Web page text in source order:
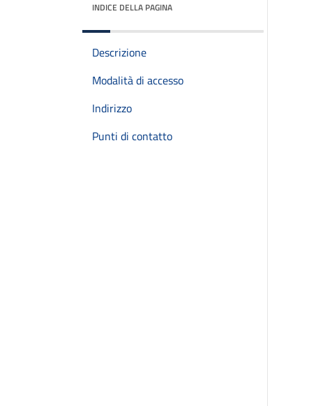
INDICE DELLA PAGINA
Descrizione
Modalità di accesso
Indirizzo
Punti di contatto